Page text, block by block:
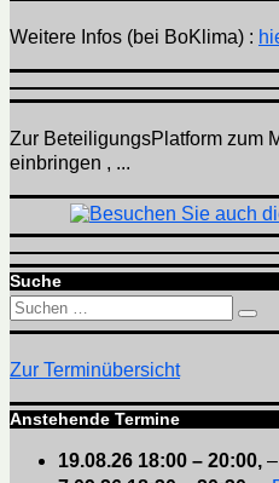
Weitere Infos (bei BoKlima) :
Zur BeteiligungsPlatform zum
einbringen , ...
Suche
Suchen
nach:
Zur Terminübersicht
Anstehende Termine
19.08.26 18:00 – 20:00, –